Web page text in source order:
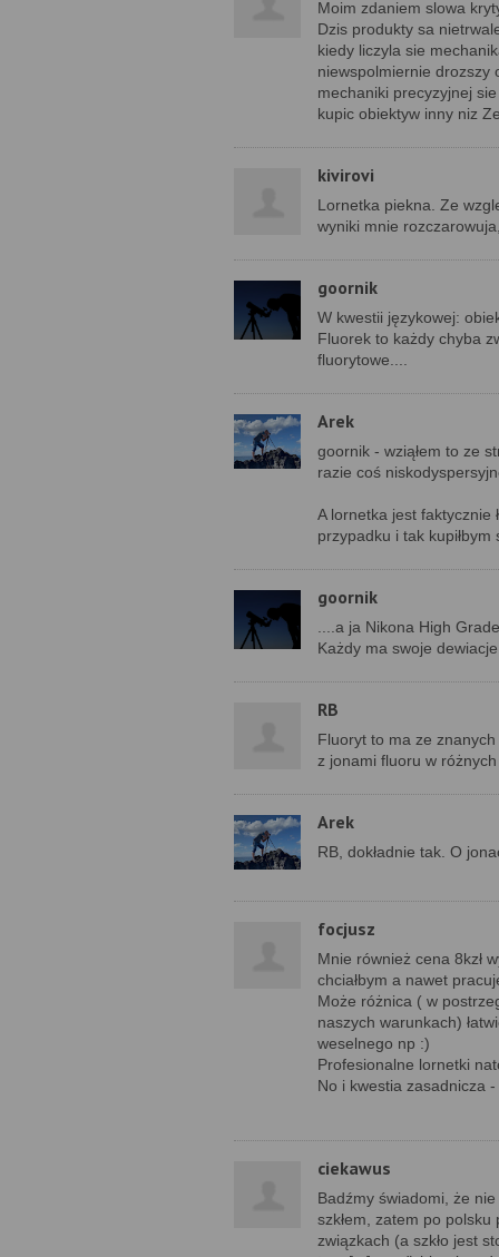
Moim zdaniem slowa
Dzis produkty sa
kiedy liczyla sie
niewspolmiernie drozszy
mechaniki precyzyjnej
kupic obiektyw inny niz
kivirovi
Lornetka piekna. Ze
wyniki mnie
goornik
W kwestii językowej:
Fluorek to każdy chyba
fluorytowe....
Arek
goornik - wziąłem to ze
razie coś
A lornetka jest faktycznie
przypadku i tak
goornik
....a ja Nikona High
Każdy ma swoje
RB
Fluoryt to ma ze
z jonami fluoru w
Arek
RB, dokładnie tak. O
focjusz
Mnie również cena 8kzł
chciałbym a nawet
Może różnica ( w
naszych warunkach)
weselnego np :)
Profesionalne lornetki
No i kwestia zasadnicza
ciekawus
Badźmy świadomi, że
szkłem, zatem po
związkach (a szkło jest